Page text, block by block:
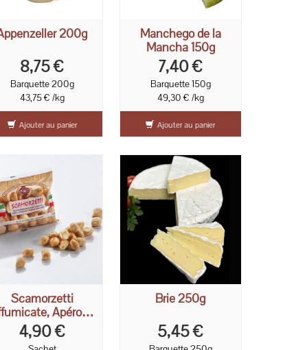
200g
8,75 €
Barquette 200g
43,75 € /kg
Ajouter au panier
Manchego de la
Mancha 150g
7,40 €
Barquette 150g
49,30 € /kg
Ajouter au panier
Scamorzetti
Apéro et
salades
4,90 €
Brie 250g
5,45 €